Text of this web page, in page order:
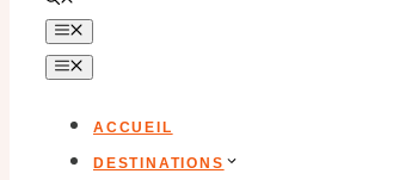
ACCUEIL
DESTINATIONS